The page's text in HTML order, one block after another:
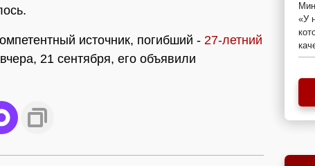
источник, погибший - 27-летний
21 сентября, его объявили
«У